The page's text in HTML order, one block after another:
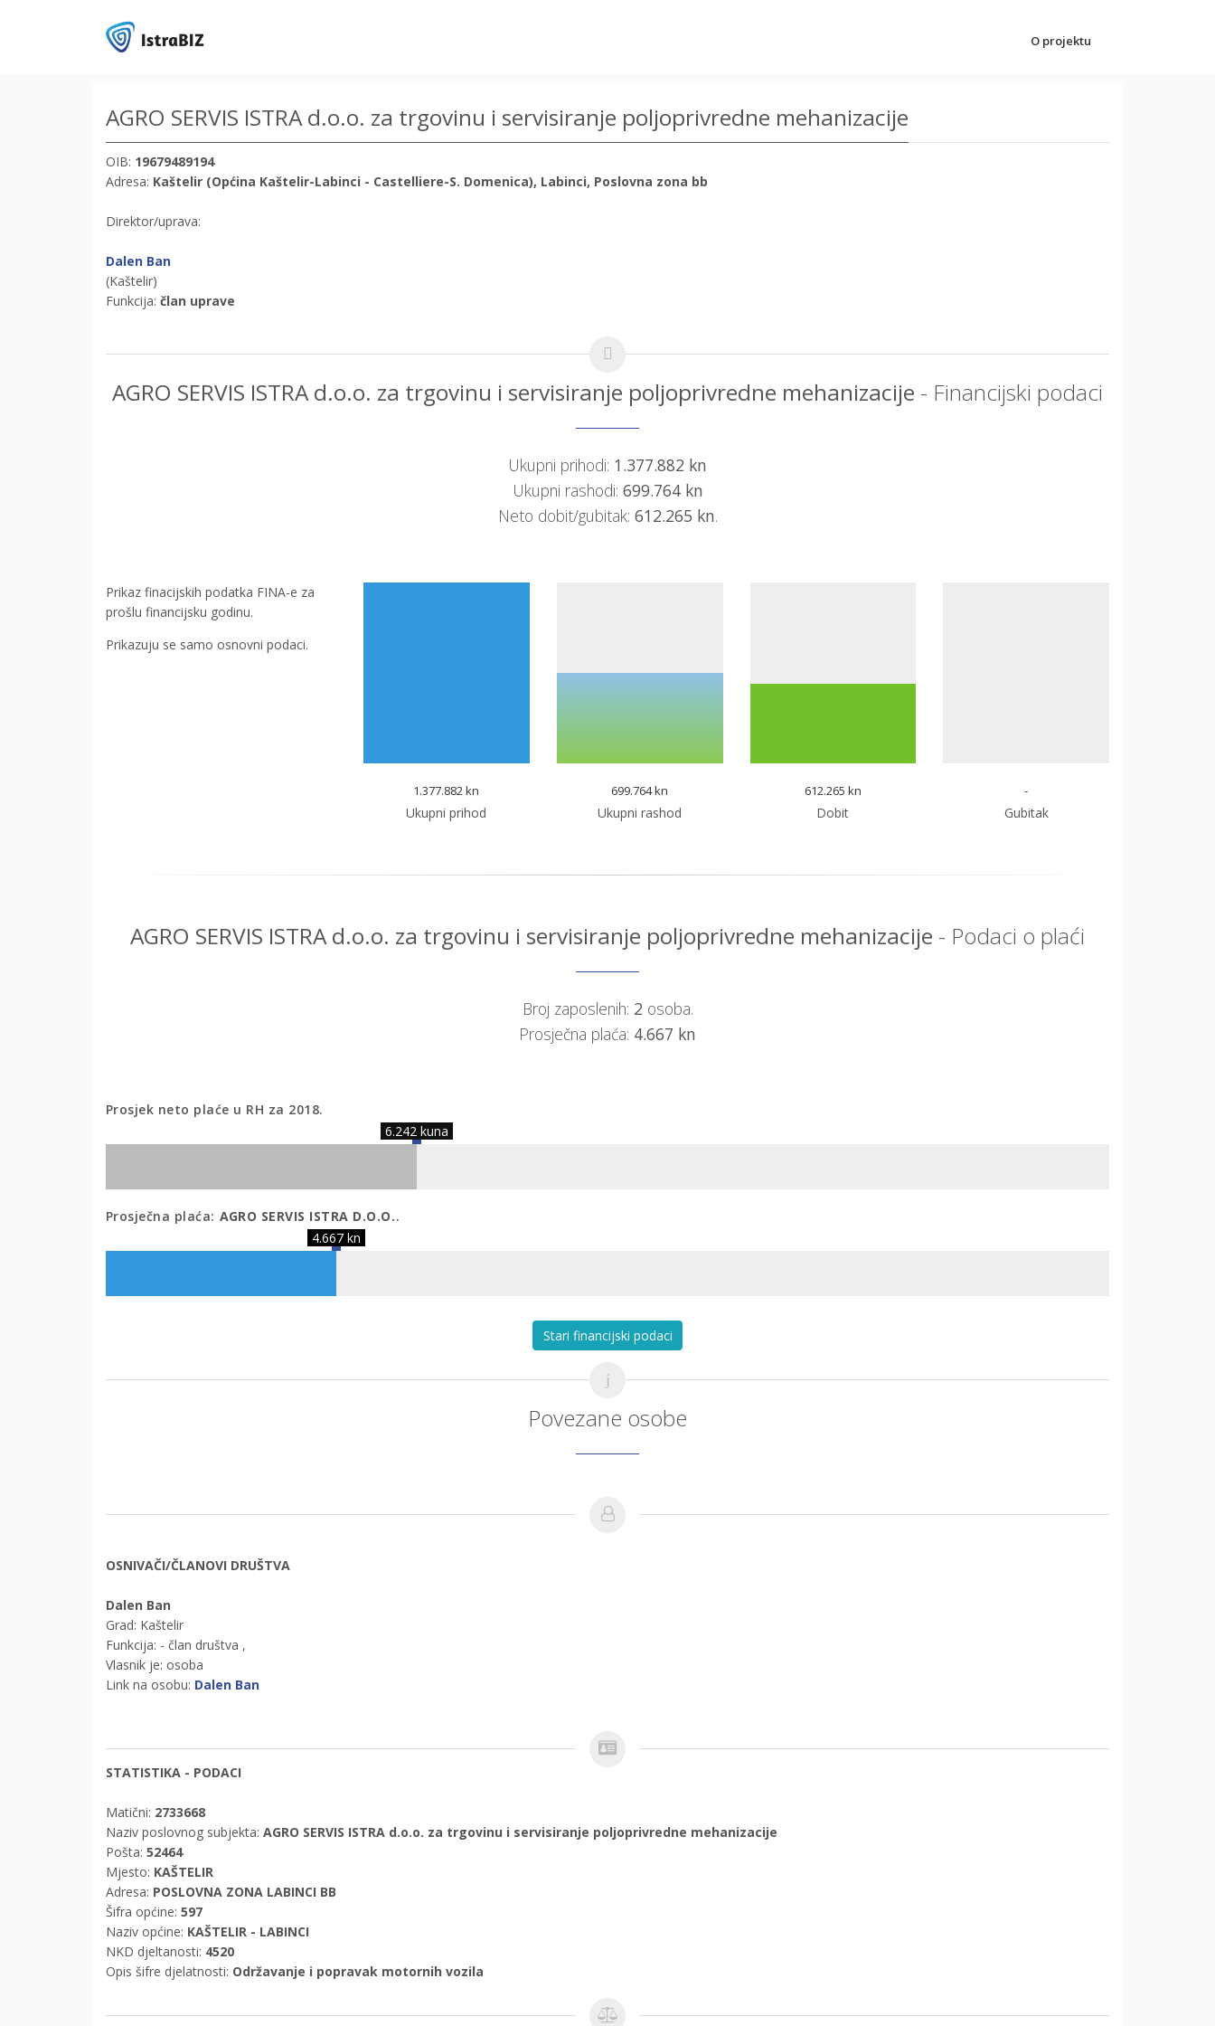
O projektu
AGRO SERVIS ISTRA d.o.o. za trgovinu i servisiranje poljoprivredne mehanizacije
OIB: 19679489194
Adresa: Kaštelir (Općina Kaštelir-Labinci - Castelliere-S. Domenica), Labinci, Poslovna zona bb
Direktor/uprava:
Dalen Ban
(Kaštelir)
Funkcija: član uprave
AGRO SERVIS ISTRA d.o.o. za trgovinu i servisiranje poljoprivredne mehanizacije - Financijski podaci
Ukupni prihodi: 1.377.882 kn
Ukupni rashodi: 699.764 kn
Neto dobit/gubitak: 612.265 kn.
Prikaz finacijskih podatka FINA-e za
prošlu financijsku godinu.
Prikazuju se samo osnovni podaci.
1.377.882 kn
Ukupni prihod
699.764 kn
Ukupni rashod
612.265 kn
Dobit
-
Gubitak
AGRO SERVIS ISTRA d.o.o. za trgovinu i servisiranje poljoprivredne mehanizacije - Podaci o plaći
Broj zaposlenih: 2 osoba.
Prosječna plaća: 4.667 kn
Prosjek neto plaće u RH za 2018.
6.242 kuna
Prosječna plaća: AGRO SERVIS ISTRA D.O.O..
4.667 kn
Stari financijski podaci
Povezane osobe
OSNIVAČI/ČLANOVI DRUŠTVA
Dalen Ban
Grad: Kaštelir
Funkcija: - član društva ,
Vlasnik je: osoba
Link na osobu: Dalen Ban
STATISTIKA - PODACI
Matični: 2733668
Naziv poslovnog subjekta: AGRO SERVIS ISTRA d.o.o. za trgovinu i servisiranje poljoprivredne mehanizacije
Pošta: 52464
Mjesto: KAŠTELIR
Adresa: POSLOVNA ZONA LABINCI BB
Šifra općine: 597
Naziv općine: KAŠTELIR - LABINCI
NKD djeltanosti: 4520
Opis šifre djelatnosti: Održavanje i popravak motornih vozila